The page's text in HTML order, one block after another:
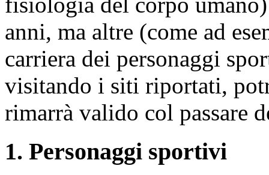
anni, ma altre (come ad
carriera dei personaggi
visitando i siti riportati,
rimarrà valido col passare
1. Personaggi sportivi